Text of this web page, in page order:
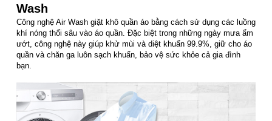
Wash
Công nghệ Air Wash giặt khô quần áo bằng cách sử dụng các luồng
khí nóng thổi sâu vào áo quần. Đặc biệt trong những ngày mưa ẩm
ướt, công nghệ này giúp khử mùi và diệt khuẩn 99.9%, giữ cho áo
quần và chăn ga luôn sạch khuẩn, bảo vệ sức khỏe cả gia đình
bạn.